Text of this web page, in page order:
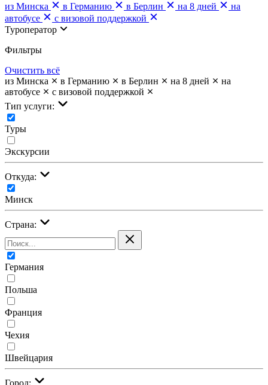
из Минска
в Германию в Берлин на 8 дней
на
автобусе
с визовой поддержкой
Туроператор
Фильтры
Очистить всё
из Минска
в Германию в Берлин на 8 дней
на
автобусе
с визовой поддержкой
Тип услуги:
Туры
Экскурсии
Откуда:
Минск
Страна:
Германия
Польша
Франция
Чехия
Швейцария
Город: